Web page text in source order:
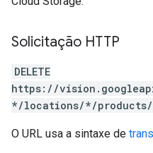
Solicitação HTTP
DELETE
https://
*/locations/*/
O URL usa a sintaxe de